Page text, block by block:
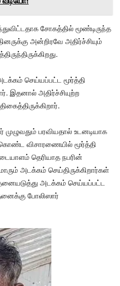
சோகத்தில் மூண்டிருந்த
அன்றிரவே அதிர்ச்சியும்
செய்யப்பட்ட மூர்த்தி
இதனால் அதிர்ச்சியுற்ற
பரவியதால் உடனடியாக
விசாரணையில் மூர்த்தி
தெரியாத நபரின்
அடக்கம் செய்திருக்கிறார்கள்
அடக்கம் செய்யப்பட்ட
போலிஸார்